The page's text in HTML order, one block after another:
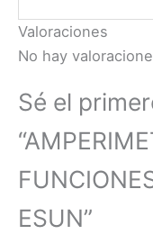
Valoraciones
No hay
Sé el
ESUN”